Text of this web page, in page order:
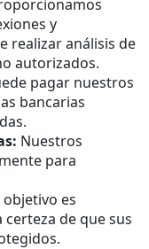
y
realizar análisis de
autorizados.
pagar nuestros
bancarias
Nuestros
para
es
de que sus